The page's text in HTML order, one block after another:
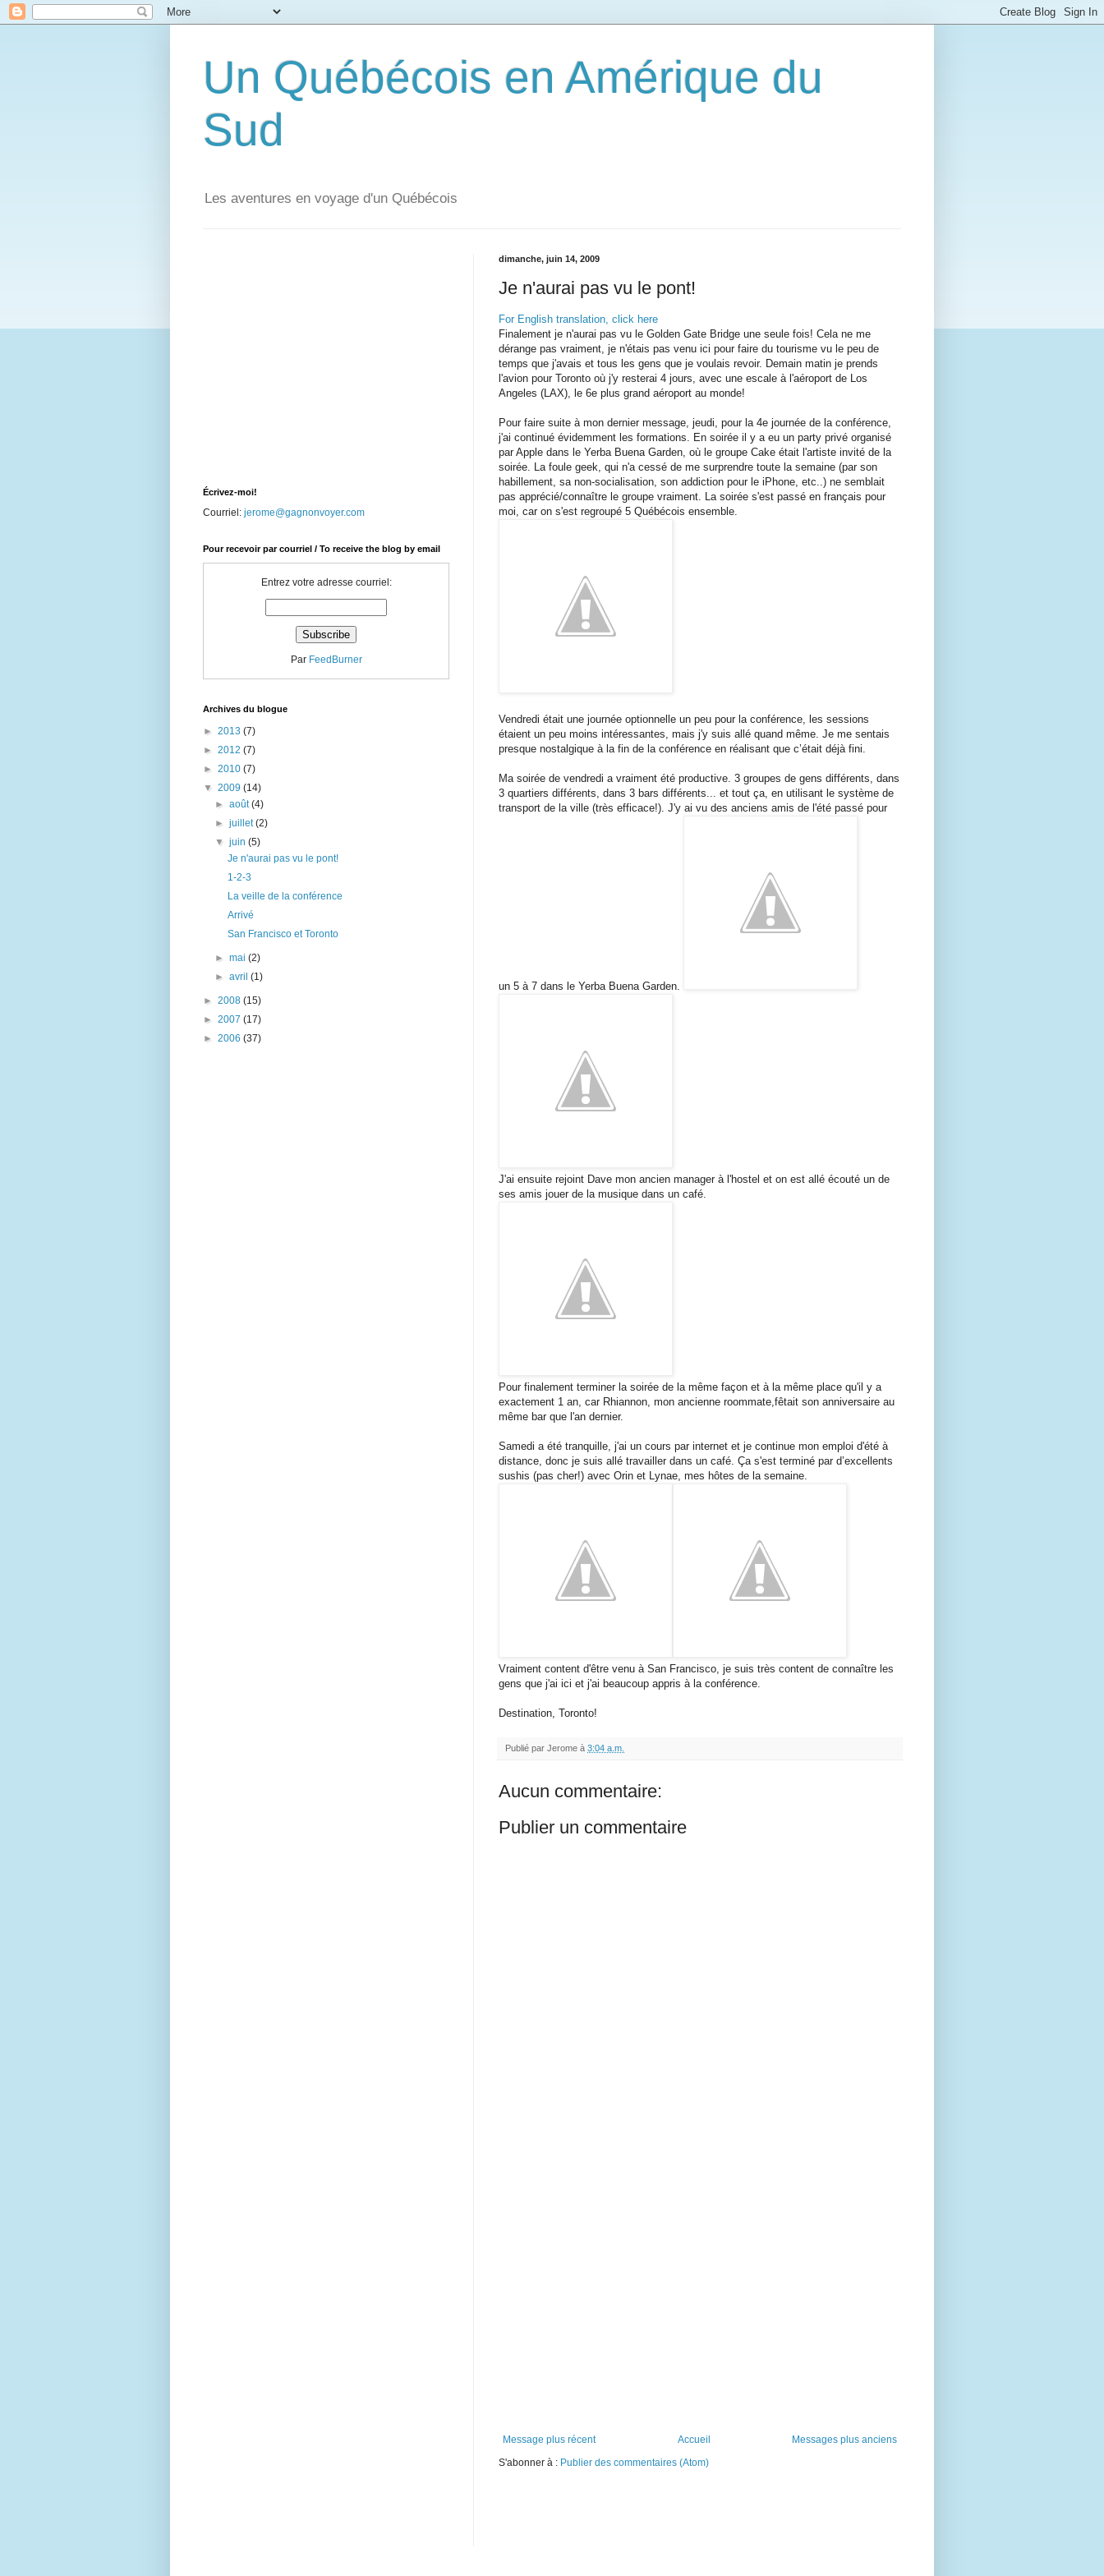
Un Québécois en Amérique du
Sud
Les aventures en voyage d'un Québécois
dimanche, juin 14, 2009
Je n'aurai pas vu le pont!
For English translation, click here
Finalement je n'aurai pas vu le Golden Gate Bridge une seule fois! Cela ne me
dérange pas vraiment, je n'étais pas venu ici pour faire du tourisme vu le peu de
temps que j'avais et tous les gens que je voulais revoir. Demain matin je prends
l'avion pour Toronto où j'y resterai 4 jours, avec une escale à l'aéroport de Los
Angeles (LAX), le 6e plus grand aéroport au monde!
Pour faire suite à mon dernier message, jeudi, pour la 4e journée de la conférence,
j'ai continué évidemment les formations. En soirée il y a eu un party privé organisé
par Apple dans le Yerba Buena Garden, où le groupe Cake était l'artiste invité de la
soirée. La foule geek, qui n'a cessé de me surprendre toute la semaine (par son
habillement, sa non-socialisation, son addiction pour le iPhone, etc..) ne semblait
pas apprécié/connaître le groupe vraiment. La soirée s'est passé en français pour
moi, car on s'est regroupé 5 Québécois ensemble.
Vendredi était une journée optionnelle un peu pour la conférence, les sessions
étaient un peu moins intéressantes, mais j'y suis allé quand même. Je me sentais
presque nostalgique à la fin de la conférence en réalisant que c’était déjà fini.
Ma soirée de vendredi a vraiment été productive. 3 groupes de gens différents, dans
3 quartiers différents, dans 3 bars différents... et tout ça, en utilisant le système de
transport de la ville (très efficace!). J'y ai vu des anciens amis de l'été passé pour
un 5 à 7 dans le Yerba Buena Garden.
J'ai ensuite rejoint Dave mon ancien manager à l'hostel et on est allé écouté un de
ses amis jouer de la musique dans un café.
Pour finalement terminer la soirée de la même façon et à la même place qu'il y a
exactement 1 an, car Rhiannon, mon ancienne roommate,fêtait son anniversaire au
même bar que l'an dernier.
Samedi a été tranquille, j'ai un cours par internet et je continue mon emploi d'été à
distance, donc je suis allé travailler dans un café. Ça s'est terminé par d’excellents
sushis (pas cher!) avec Orin et Lynae, mes hôtes de la semaine.
Vraiment content d'être venu à San Francisco, je suis très content de connaître les
gens que j'ai ici et j'ai beaucoup appris à la conférence.
Destination, Toronto!
Publié par Jerome à 3:04 a.m.
Aucun commentaire:
Publier un commentaire
Message plus récent Messages plus anciens
Accueil
S'abonner à : Publier des commentaires (Atom)
Écrivez-moi!
Courriel: jerome@gagnonvoyer.com
Pour recevoir par courriel / To receive the blog by email
Entrez votre adresse courriel:
Par FeedBurner
Archives du blogue
► 2013 (7)
► 2012 (7)
► 2010 (7)
▼ 2009 (14)
►août(4)
►juillet(2)
▼juin(5)
Je n'aurai pas vu le pont!
1-2-3
La veille de la conférence
Arrivé
San Francisco et Toronto
►mai(2)
►avril(1)
► 2008 (15)
► 2007 (17)
► 2006 (37)